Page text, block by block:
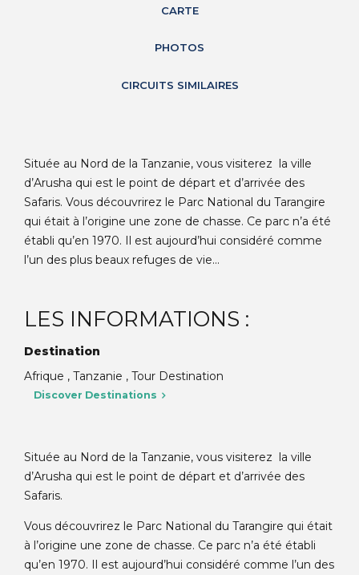
CARTE
PHOTOS
CIRCUITS SIMILAIRES
Située au Nord de la Tanzanie, vous visiterez la ville
d’Arusha qui est le point de départ et d’arrivée des
Safaris. Vous découvrirez le Parc National du Tarangire
qui était à l’origine une zone de chasse. Ce parc n’a été
établi qu’en 1970. Il est aujourd’hui considéré comme
l’un des plus beaux refuges de vie...
LES INFORMATIONS :
Destination
Afrique , Tanzanie , Tour Destination
Discover Destinations
Située au Nord de la Tanzanie, vous visiterez la ville
d’Arusha qui est le point de départ et d’arrivée des
Safaris.
Vous découvrirez le Parc National du Tarangire qui était
à l’origine une zone de chasse. Ce parc n’a été établi
qu’en 1970. Il est aujourd’hui considéré comme l’un des